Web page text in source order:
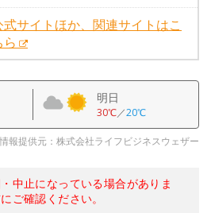
式サイトほか、関連サイトはこ
ら
明日
30℃／20℃
報提供元：株式会社ライフビジネスウェザー
中止になっている場合がありま
ご確認ください。